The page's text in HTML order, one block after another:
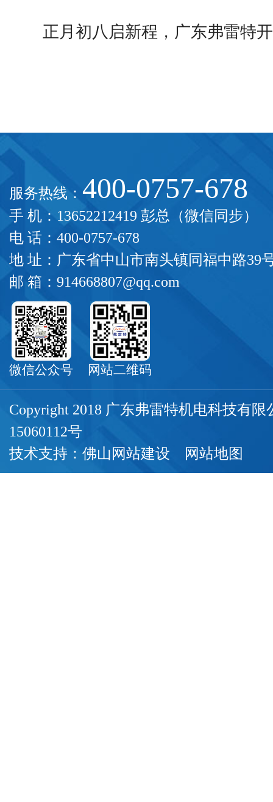
正月初八启新程，广东弗雷特
服务热线： 400-0757-678
手 机：13652212419 彭总（微信同步）
电 话：400-0757-678
地 址：广东省中山市南头镇同福中路39
邮 箱：914668807@qq.com
微信公众号 网站二维码
Copyright 2018 广东弗雷特机电科技有
15060112号
技术支持： 佛山网站建设 网站地图